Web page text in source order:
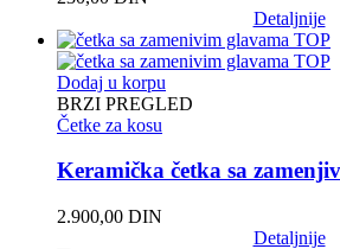
Detaljnije
Dodaj u korpu
BRZI PREGLED
Četke za kosu
Keramička četka sa
2.900,00 DIN
Detaljnije